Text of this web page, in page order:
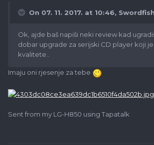
On 07. 11. 2017. at 10:46, Swordfish
Ok, ajde baš napiši neki review kad
dobar upgrade za serijski CD player koji je
kvalitete..
Imaju oni rjesenje za tebe
Sent from my LG-H850 using Tapatalk